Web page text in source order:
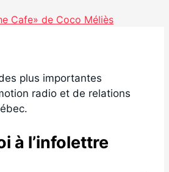
Cafe» de Coco Méliès
plus importantes
radio et de relations
à l’infolettre